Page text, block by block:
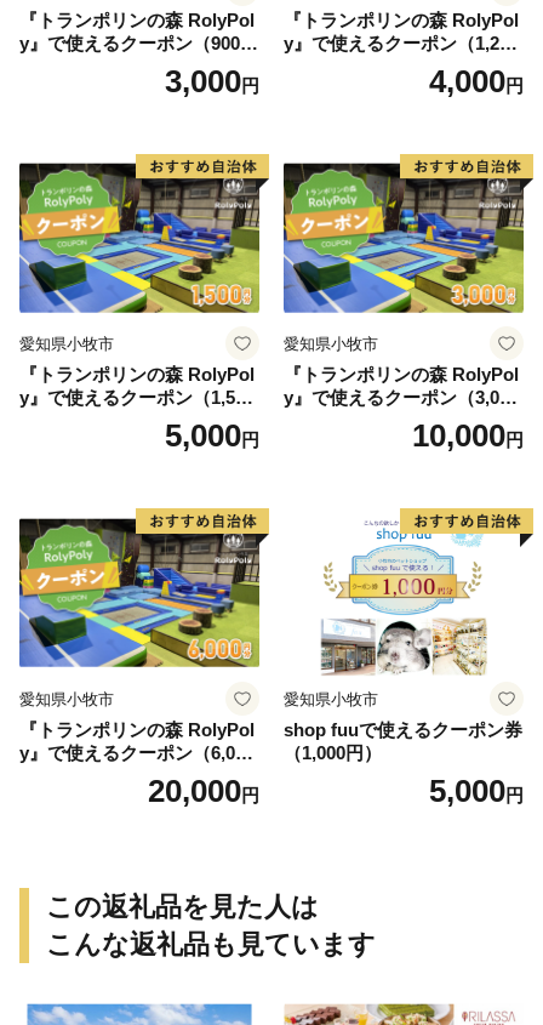
『トランポリンの森 RolyPol
y』で使えるクーポン（900
3,000円
『トランポリンの森 RolyPol
y』で使えるクーポン（1,200
4,000円
愛知県小牧市
『トランポリンの森 RolyPol
y』で使えるクーポン（1,500
5,000円
愛知県小牧市
『トランポリンの森 RolyPol
y』で使えるクーポン（3,000
10,000円
愛知県小牧市
『トランポリンの森 RolyPol
y』で使えるクーポン（6,000
20,000円
愛知県小牧市
shop fuuで使えるクーポン券
（1,000円）
5,000円
この返礼品を見た人は
こんな返礼品も見ています